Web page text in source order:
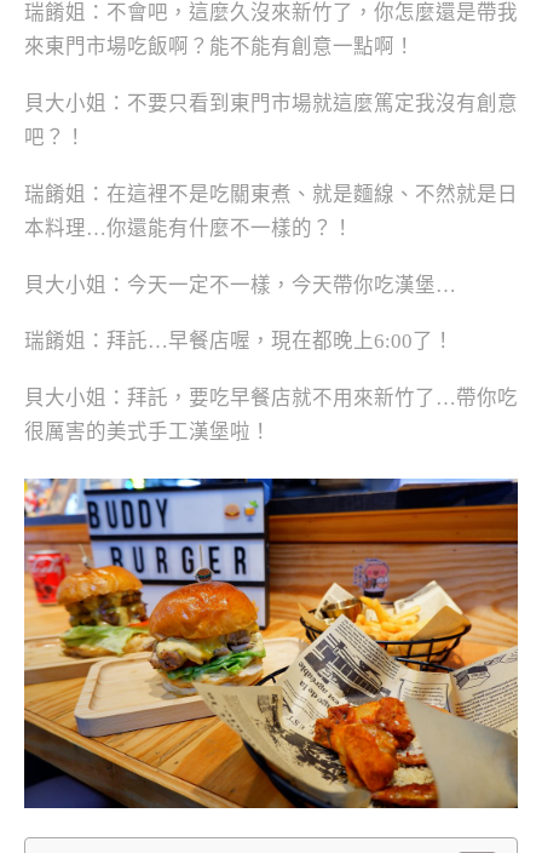
瑞餚姐：不會吧，這麼久沒來新竹了，你怎麼還是帶我
來東門市場吃飯啊？能不能有創意一點啊！
貝大小姐：不要只看到東門市場就這麼篤定我沒有創意
吧？！
瑞餚姐：在這裡不是吃關東煮、就是麵線、不然就是日
本料理…你還能有什麼不一樣的？！
貝大小姐：今天一定不一樣，今天帶你吃漢堡…
瑞餚姐：拜託…早餐店喔，現在都晚上6:00了！
貝大小姐：拜託，要吃早餐店就不用來新竹了…帶你吃
很厲害的美式手工漢堡啦！